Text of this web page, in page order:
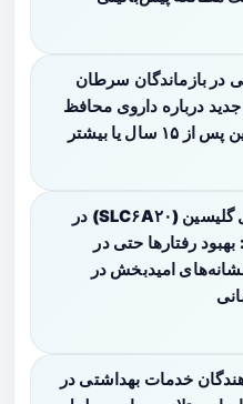
در بازماندگان سرطان
درباره داروی محافظ
یا بیشتر
مهارگر جدیدِ ناقل گلیسین (SLC۶A۲۰) در
رفتارها حتی در
امیدبخش در
خدمات بهداشتی در